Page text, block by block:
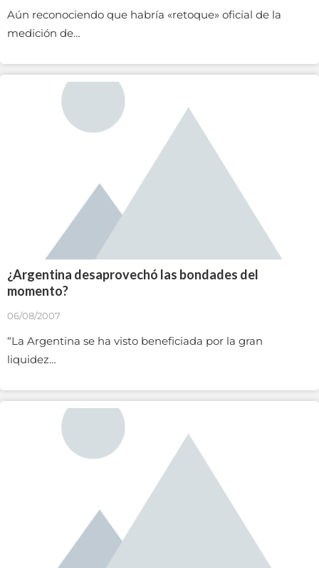
Aún reconociendo que habría «retoque» oficial de la
medición de…
¿Argentina desaprovechó las bondades del
momento?
06/08/2007
“La Argentina se ha visto beneficiada por la gran
liquidez…